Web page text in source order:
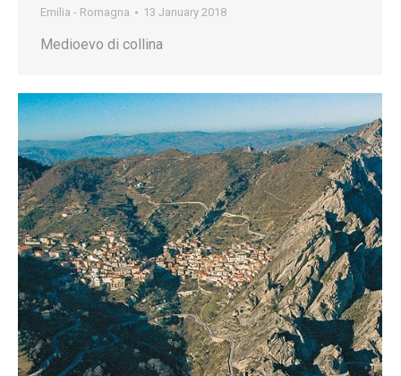
Emilia - Romagna 13 January 2018
Medioevo di collina